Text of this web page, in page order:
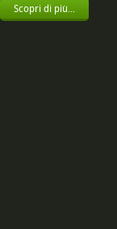
Scopri di più...